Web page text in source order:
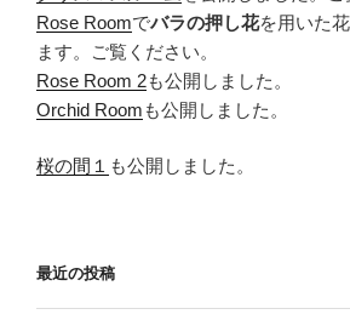
Rose Roomでバラの押し花を用いた
ます。ご覧ください。
Rose Room 2も公開しました。
Orchid Room も公開しました。
桜の間１ も公開しました。
最近の投稿